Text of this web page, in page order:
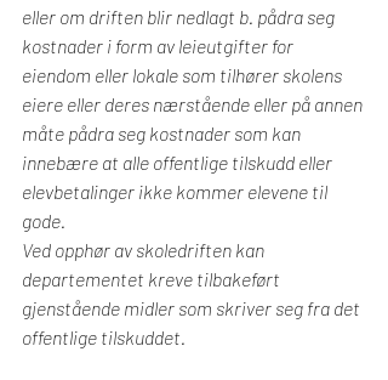
eller om driften blir nedlagt b. pådra seg
kostnader i form av leieutgifter for
eiendom eller lokale som tilhører skolens
eiere eller deres nærstående eller på annen
måte pådra seg kostnader som kan
innebære at alle offentlige tilskudd eller
elevbetalinger ikke kommer elevene til
gode.
Ved opphør av skoledriften kan
departementet kreve tilbakeført
gjenstående midler som skriver seg fra det
offentlige tilskuddet.